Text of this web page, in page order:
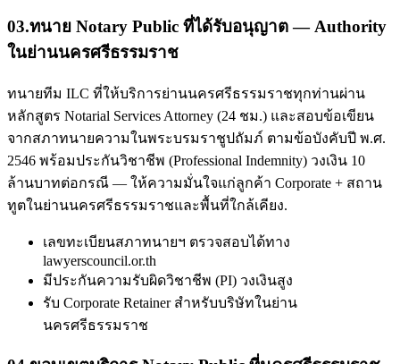
03.ทนาย Notary Public ที่ได้รับอนุญาต — Authority
ในย่านนครศรีธรรมราช
ทนายทีม ILC ที่ให้บริการย่านนครศรีธรรมราชทุกท่านผ่าน
หลักสูตร Notarial Services Attorney (24 ชม.) และสอบข้อเขียน
จากสภาทนายความในพระบรมราชูปถัมภ์ ตามข้อบังคับปี พ.ศ.
2546 พร้อมประกันวิชาชีพ (Professional Indemnity) วงเงิน 10
ล้านบาทต่อกรณี — ให้ความมั่นใจแก่ลูกค้า Corporate + สถาน
ทูตในย่านนครศรีธรรมราชและพื้นที่ใกล้เคียง.
เลขทะเบียนสภาทนายฯ ตรวจสอบได้ทาง
lawyerscouncil.or.th
มีประกันความรับผิดวิชาชีพ (PI) วงเงินสูง
รับ Corporate Retainer สำหรับบริษัทในย่าน
นครศรีธรรมราช